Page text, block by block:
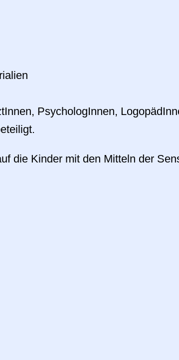
PsychologInnen,
die Kinder mit den Mitteln der